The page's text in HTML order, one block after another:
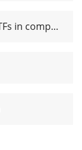
Artificial Intelligence (AI) ETFs in comparison